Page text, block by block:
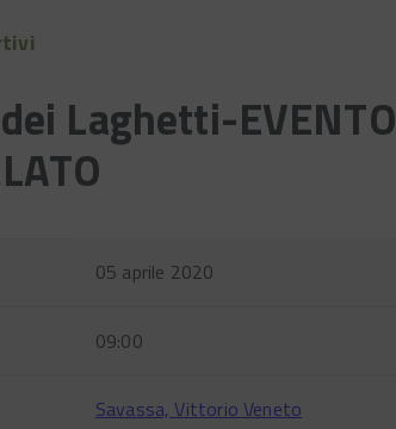
Laghetti-EVENTO
05 aprile 2020
09:00
Savassa, Vittorio Veneto